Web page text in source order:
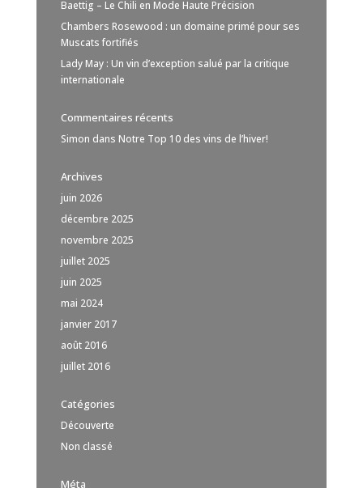
Baettig – Le Chili en Mode Haute Précision
Chambers Rosewood : un domaine primé pour ses
Muscats fortifiés
Lady May : Un vin d’exception salué par la critique
internationale
Commentaires récents
Simon dans Notre Top 10 des vins de l’hiver!
Archives
juin 2026
décembre 2025
novembre 2025
juillet 2025
juin 2025
mai 2024
janvier 2017
août 2016
juillet 2016
Catégories
Découverte
Non classé
Méta